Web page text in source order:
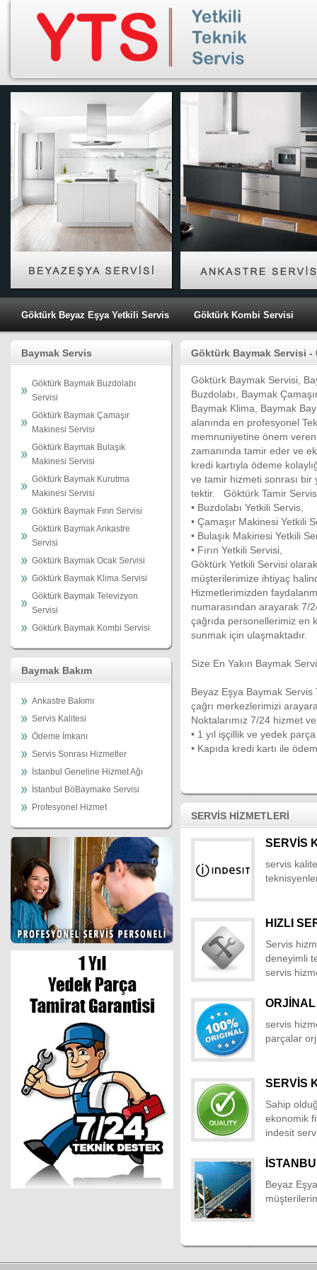
Göktürk Beyaz Eşya Yetkili Servis Göktürk Kombi Servisi
Baymak Servis
Göktürk Baymak Buzdolabı
Servisi
Göktürk Baymak Çamaşır
Makinesi Servisi
Göktürk Baymak Bulaşık
Makinesi Servisi
Göktürk Baymak Kurutma
Makinesi Servisi
Göktürk Baymak Fırın Servisi
Göktürk Baymak Ankastre
Servisi
Göktürk Baymak Ocak Servisi
Göktürk Baymak Klima Servisi
Göktürk Baymak Televizyon
Servisi
Göktürk Baymak Kombi Servisi
Baymak Bakım
Ankastre Bakımı
Servis Kalitesi
Ödeme İmkanı
Servis Sonrası Hizmetler
İstanbul Geneline Hizmet Ağı
İstanbul BöBaymake Servisi
Profesyonel Hizmet
Göktürk Baymak Servisi -
Göktürk Baymak Servisi,
Buzdolabı, Baymak
Baymak Klima, Baymak
alanında en profesyonel
memnuniyetine önem
zamanında tamir eder ve
kredi kartıyla ödeme
ve tamir hizmeti sonrası bir
tektir. Göktürk Tamir
• Buzdolabı Yetkili Servis,
• Çamaşır Makinesi Yetkili
• Bulaşık Makinesi Yetkili
• Fırın Yetkili Servisi,
Göktürk Yetkili Servisi
müşterilerimize ihtiyaç
Hizmetlerimizden
numarasından arayarak 7/
çağrıda personellerimiz en
sunmak için ulaşmaktadır.
Size En Yakın Baymak
Beyaz Eşya Baymak
çağrı merkezlerimizi
Noktalarımız 7/24 hizmet
• 1 yıl işçillik ve yedek
• Kapıda kredi kartı ile
SERVİS HİZMETLERİ
SERVİS
servis
HIZLI
Servis
deneyimli
servis
servis
parçalar
SERVİS
Sahip
ekonomik
indesit
Beyaz